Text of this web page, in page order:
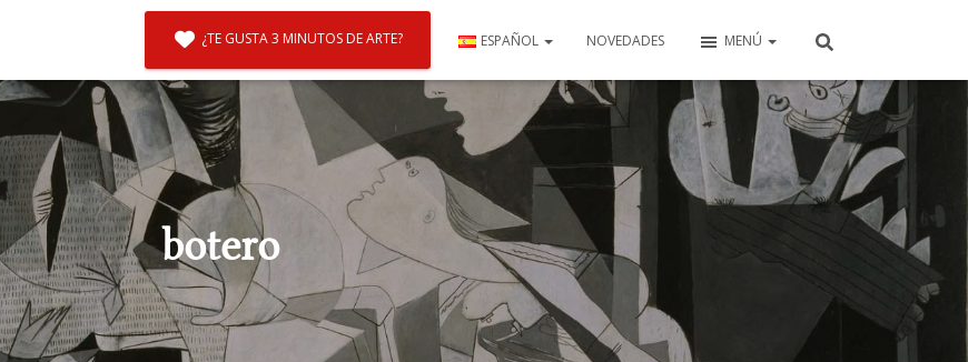
¿TE GUSTA 3 MINUTOS DE ARTE? ESPAÑOL NOVEDADES MENÚ
botero